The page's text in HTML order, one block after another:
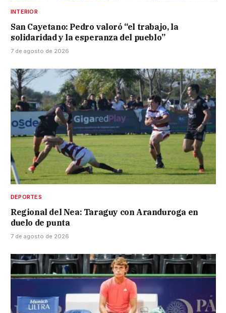
INTERIOR
San Cayetano: Pedro valoró “el trabajo, la
solidaridad y la esperanza del pueblo”
7 de agosto de 2026
DEPORTES
Regional del Nea: Taraguy con Aranduroga en
duelo de punta
7 de agosto de 2026